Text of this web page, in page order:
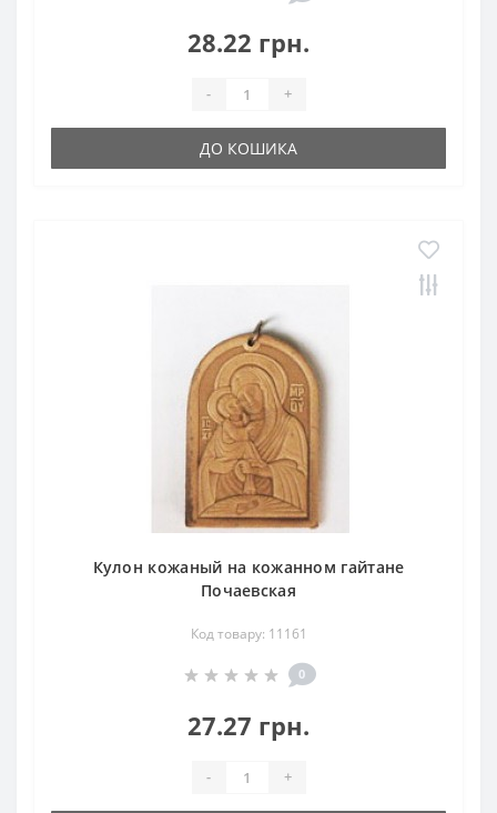
28.22 грн.
- +
ДО КОШИКА
Кулон кожаный на кожанном гайтане
Почаевская
Код товару: 11161
0
27.27 грн.
- +